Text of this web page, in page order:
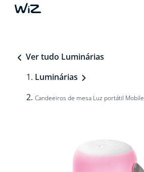
Ver tudo Luminárias
Luminárias
Candeeiros de mesa Luz portátil Mobile